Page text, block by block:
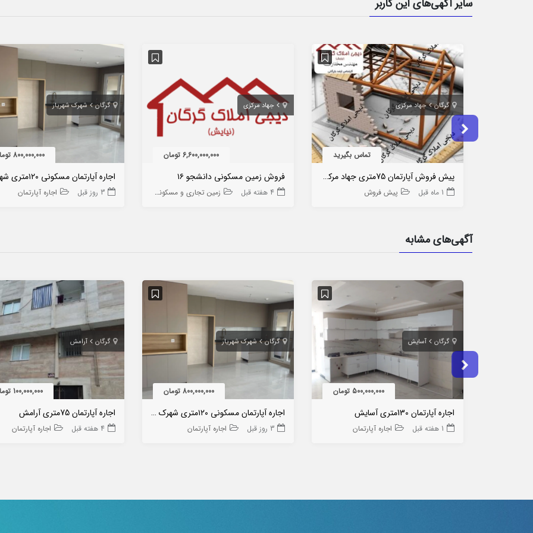
سایر آگهی‌های این کاربر
گرگان جهاد مرکزی
تماس بگیرید
پیش فروش آپارتمان 75متری جهاد مرکزی
1 ماه قبل پیش فروش
جهاد مرکزی
6,600,000,000 تومان
فروش زمین مسکونی دانشجو ۱۶
4 هفته قبل زمین تجاری و مسکونی
گرگان شهرک شهریار
800,000,000 تومان
3 روز قبل اجاره آپارتمان
آگهی‌های مشابه
گرگان آسایش
500,000,000 تومان
اجاره آپارتمان 130متری آسایش
1 هفته قبل اجاره آپارتمان
گرگان شهرک شهریار
800,000,000 تومان
اجاره آپارتمان مسکونی ۱۲۰متری شهرک شهریار
3 روز قبل اجاره آپارتمان
گرگان آرامش
100,000,000 تومان
اجاره آپارتمان 75متری آرامش
4 هفته قبل اجاره آپارتمان